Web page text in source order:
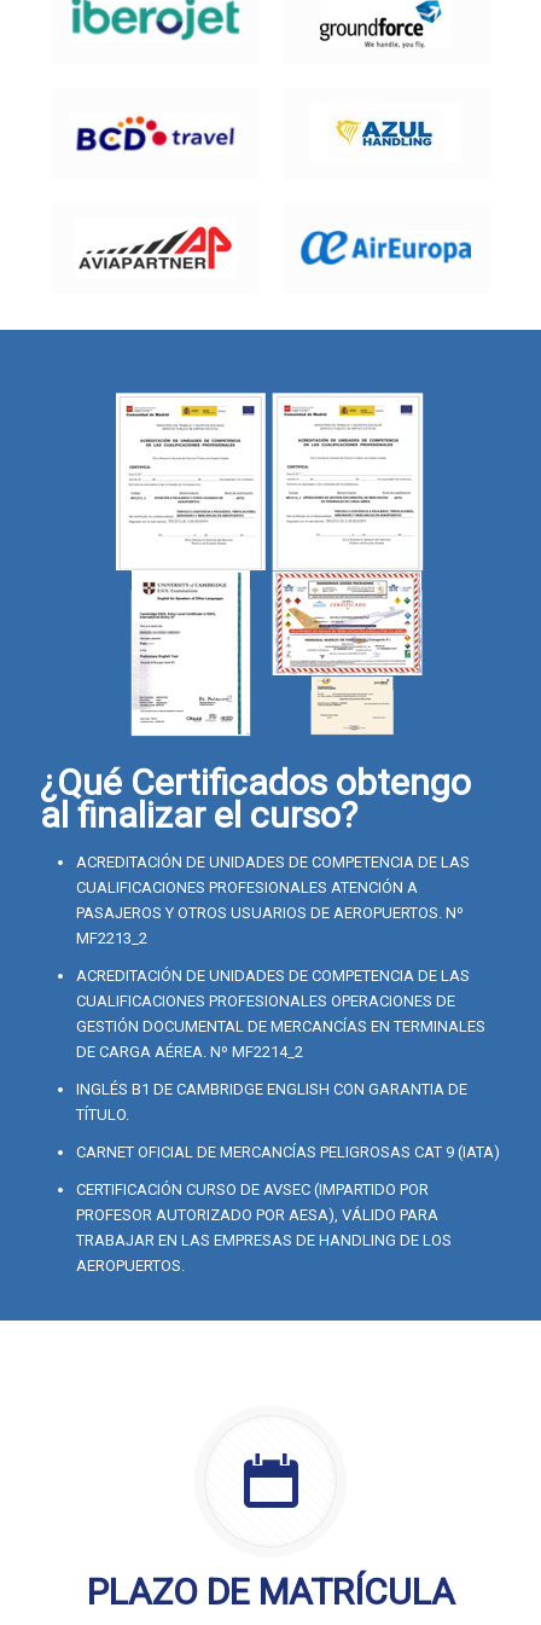
¿Qué Certificados obtengo
al finalizar el curso?
ACREDITACIÓN DE UNIDADES DE COMPETENCIA DE LAS
CUALIFICACIONES PROFESIONALES ATENCIÓN A
PASAJEROS Y OTROS USUARIOS DE AEROPUERTOS. Nº
MF2213_2
ACREDITACIÓN DE UNIDADES DE COMPETENCIA DE LAS
CUALIFICACIONES PROFESIONALES OPERACIONES DE
GESTIÓN DOCUMENTAL DE MERCANCÍAS EN TERMINALES
DE CARGA AÉREA. Nº MF2214_2
INGLÉS B1 DE CAMBRIDGE ENGLISH CON GARANTIA DE
TÍTULO.
CARNET OFICIAL DE MERCANCÍAS PELIGROSAS CAT 9 (IATA)
CERTIFICACIÓN CURSO DE AVSEC (IMPARTIDO POR
PROFESOR AUTORIZADO POR AESA), VÁLIDO PARA
TRABAJAR EN LAS EMPRESAS DE HANDLING DE LOS
AEROPUERTOS.
PLAZO DE MATRÍCULA